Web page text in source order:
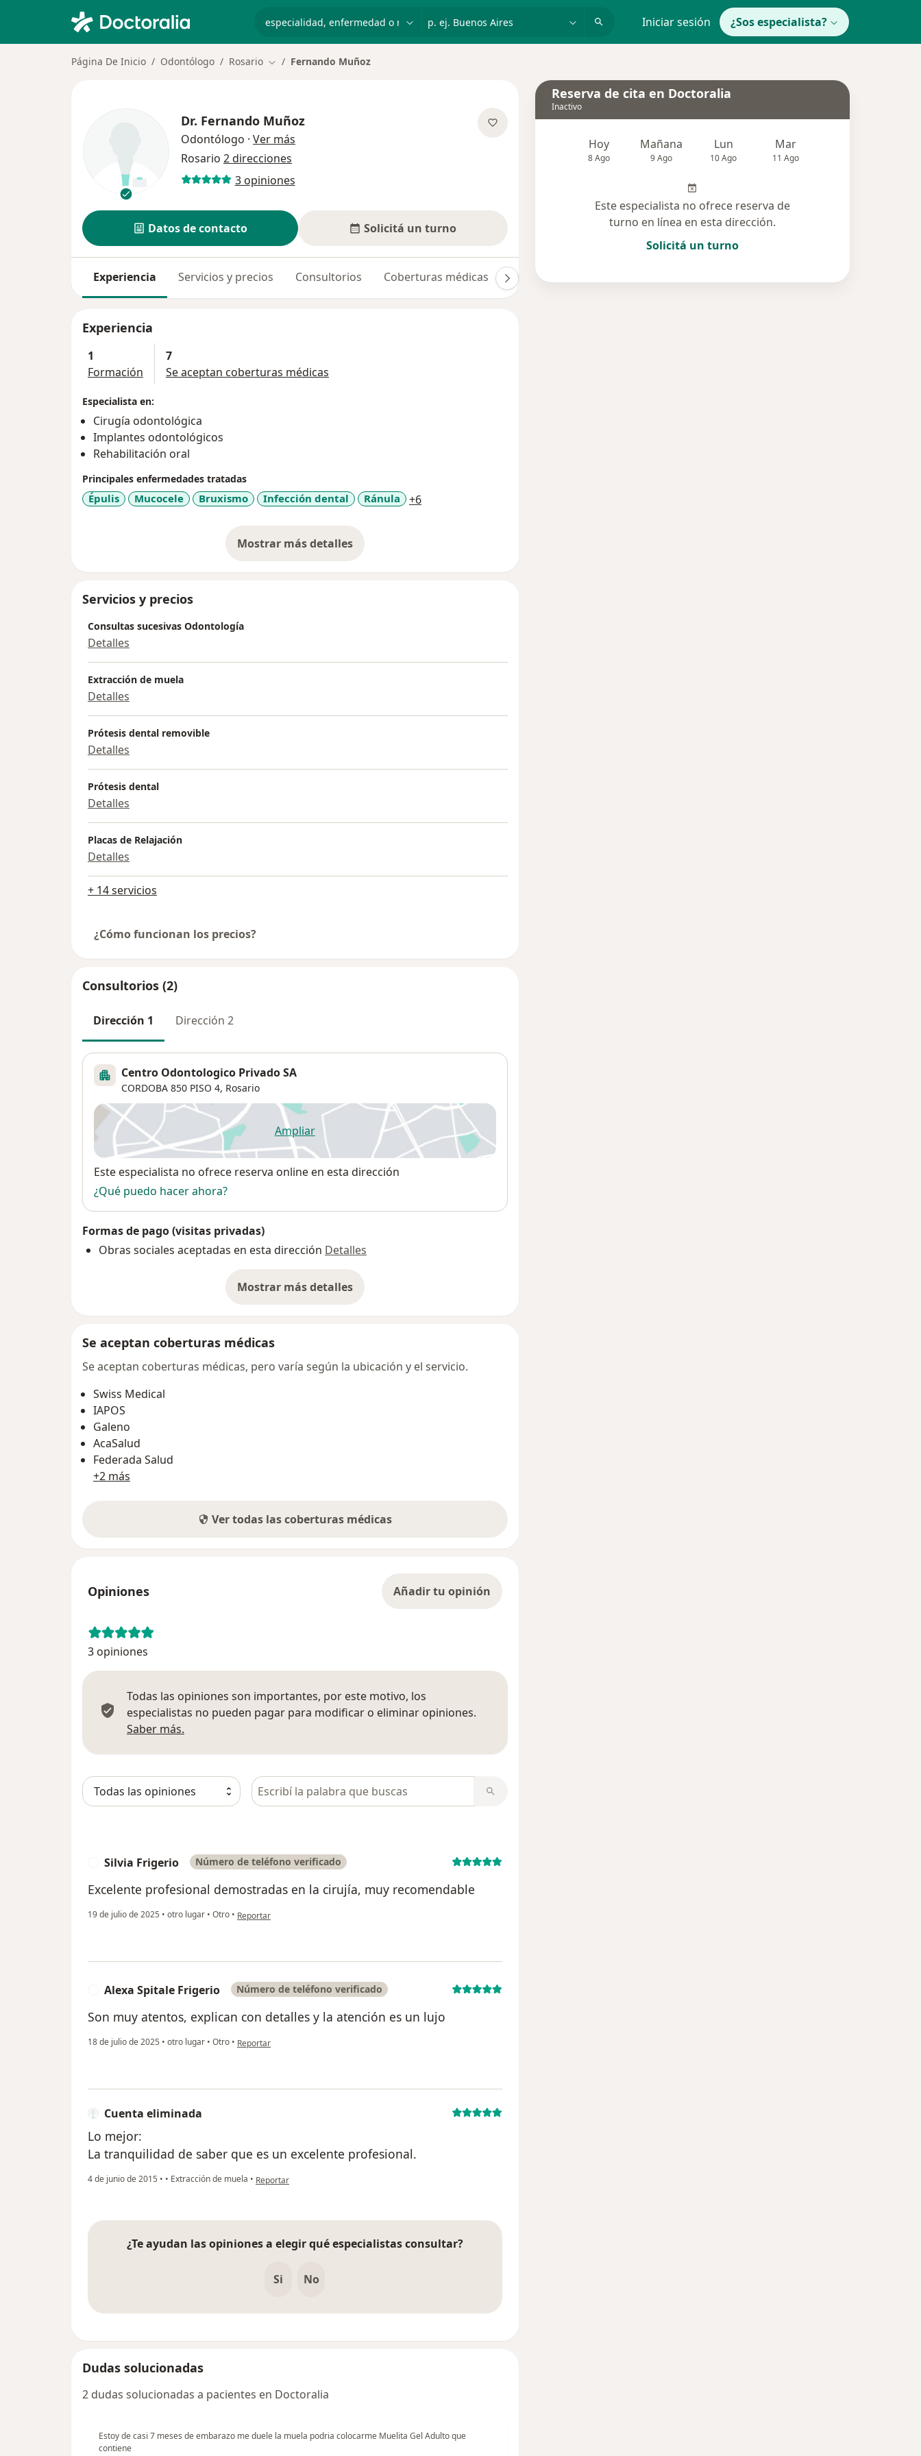
Iniciar sesión ¿Sos especialista?
Página De Inicio Odontólogo Rosario Cambiar de ciudad
Fernando Muñoz
Dr. Fernando Muñoz
Odontólogo · Ver más
Rosario 2 direcciones
3 opiniones
Datos de contacto Solicitá un turno
Experiencia Servicios y precios Consultorios Coberturas médicas Opiniones (3)
Experiencia
1
Formación
7
Se aceptan coberturas médicas
Especialista en:
Cirugía odontológica
Implantes odontológicos
Rehabilitación oral
Principales enfermedades tratadas
Épulis Mucocele Bruxismo Infección dental Ránula +6a11y_sr_more_diseases
Mostrar más detalles
sobre la experiencia
Servicios y precios
Consultas sucesivas Odontología
Detalles
Extracción de muela
Detalles
Prótesis dental removible
Detalles
Prótesis dental
Detalles
Placas de Relajación
Detalles
+ 14 servicios
¿Cómo funcionan los precios?
Consultorios (2)
Dirección 1 Dirección 2
Centro Odontologico Privado SA
CORDOBA 850 PISO 4, Rosario
Ampliarse abre en una nueva pestaña
Disponibilidad
Este especialista no ofrece reserva online en esta dirección
¿Qué puedo hacer ahora?
Formas de pago (visitas privadas)
Obras sociales aceptadas en esta dirección Detalles
Mostrar más detalles
sobre la dirección
Se aceptan coberturas médicas
Se aceptan coberturas médicas, pero varía según la ubicación y el servicio.
Swiss Medical
IAPOS
Galeno
AcaSalud
Federada Salud
+2 más
Ver todas las coberturas médicas
Opiniones Añadir tu opinión
3 opiniones
Todas las opiniones son importantes, por este motivo, los
especialistas no pueden pagar para modificar o eliminar opiniones.
Saber más.
Busca en opiniones
Silvia Frigerio Número de teléfono verificado
Excelente profesional demostradas en la cirujía, muy recomendable
19 de julio de 2025 • otro lugar • Otro • en opinión del usuario Silvia Frigerio
Reportar
Alexa Spitale Frigerio Número de teléfono verificado
Son muy atentos, explican con detalles y la atención es un lujo
18 de julio de 2025 • otro lugar • Otro • en opinión del usuario Alexa Spitale Frigerio
Reportar
Cuenta eliminada
Lo mejor:
La tranquilidad de saber que es un excelente profesional.
4 de junio de 2015 • • Extracción de muela • en opinión del usuario Cuenta eliminada
Reportar
¿Te ayudan las opiniones a elegir qué especialistas consultar?
Si No
Dudas solucionadas
2 dudas solucionadas a pacientes en Doctoralia
Estoy de casi 7 meses de embarazo me duele la muela podria colocarme Muelita Gel Adulto que
contiene
Reserva de cita en Doctoralia
Inactivo
Hoy
8 Ago
Mañana
9 Ago
Lun
10 Ago
Mar
11 Ago
Este especialista no ofrece reserva de
turno en línea en esta dirección.
Solicitá un turno